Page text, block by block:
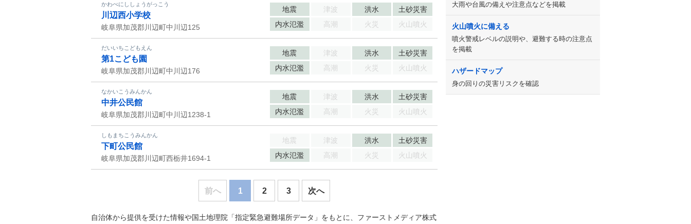
かわべにししょうがっこう
川辺西小学校
岐阜県加茂郡川辺町中川辺125
地震 津波 洪水
土砂災害
内水氾濫
高潮 火災 火山噴火
だいいちこどもえん
第1こども園
岐阜県加茂郡川辺町中川辺176
地震 津波 洪水
土砂災害
内水氾濫
高潮 火災 火山噴火
なかいこうみんかん
中井公民館
岐阜県加茂郡川辺町中川辺1238-1
地震 津波 洪水
土砂災害
内水氾濫
高潮 火災 火山噴火
しもまちこうみんかん
下町公民館
岐阜県加茂郡川辺町西栃井1694-1
地震 津波 洪水
土砂災害
内水氾濫
高潮 火災 火山噴火
前へ 1 2 3 次へ
自治体から提供を受けた情報や国土地理院「指定緊急避難場所データ」をもとに、ファーストメディア株式
大雨や台風の備えや注意点などを掲載
火山噴火に備える
噴火警戒レベルの説明や、避難する時の注意点
を掲載
ハザードマップ
身の回りの災害リスクを確認